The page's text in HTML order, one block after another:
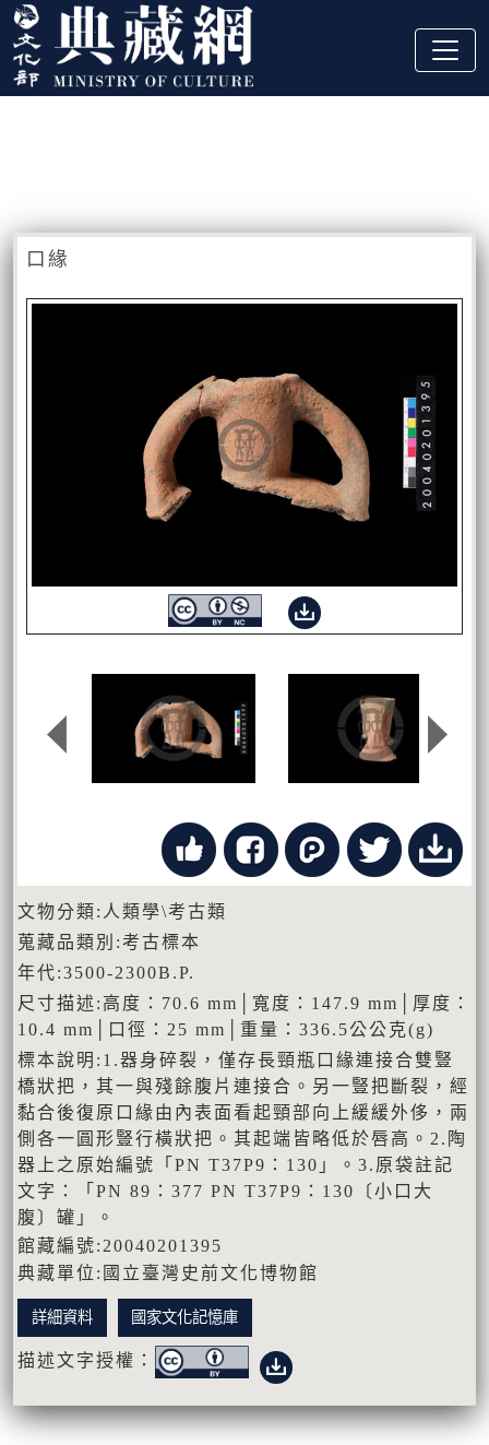
跳到主要內容
:::
口緣
文物分類:人類學\考古類
蒐藏品類別:考古標本
年代:3500-2300B.P.
尺寸描述:高度：70.6 mm│寬度：147.9 mm│厚度：
10.4 mm│口徑：25 mm│重量：336.5公公克(g)
標本說明:1.器身碎裂，僅存長頸瓶口緣連接合雙豎
橋狀把，其一與殘餘腹片連接合。另一豎把斷裂，經
黏合後復原口緣由內表面看起頸部向上緩緩外侈，兩
側各一圓形豎行橫狀把。其起端皆略低於唇高。2.陶
器上之原始編號「PN T37P9：130」。3.原袋註記
文字：「PN 89：377 PN T37P9：130〔小口大
腹〕罐」。
館藏編號:20040201395
典藏單位:國立臺灣史前文化博物館
詳細資料 國家文化記憶庫
描述文字授權：